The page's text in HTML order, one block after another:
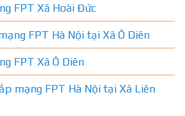
FPT Xã Hoài Đức
FPT Hà Nội tại Xã Ô Diên
FPT Xã Ô Diên
mạng FPT Hà Nội tại Xã Liên